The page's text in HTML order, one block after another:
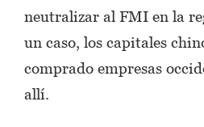
neutralizar al FMI en la
un caso, los capitales
comprado empresas
allí.